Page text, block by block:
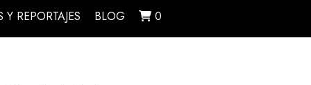
Y REPORTAJES BLOG 0